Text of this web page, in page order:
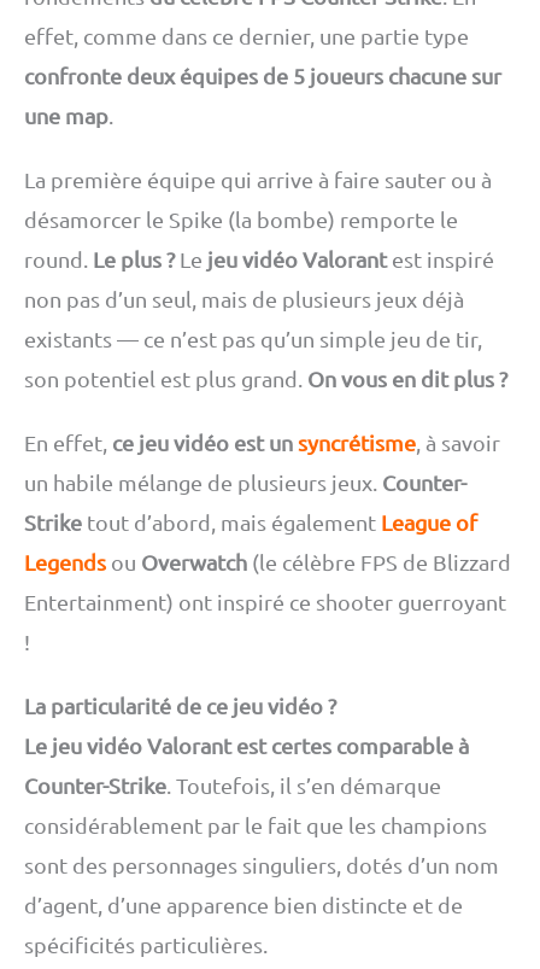
effet, comme dans ce dernier, une partie type
confronte deux équipes de 5 joueurs chacune sur
une map.
La première équipe qui arrive à faire sauter ou à
désamorcer le Spike (la bombe) remporte le
round. Le plus ?Le jeu vidéo Valorantest inspiré
non pas d’un seul, mais de plusieurs jeux déjà
existants — ce n’est pas qu’un simple jeu de tir,
son potentiel est plus grand. On vous en dit plus ?
En effet, ce jeu vidéo est unsyncrétisme , à savoir
un habile mélange de plusieurs jeux. Counter-
Strike tout d’abord, mais également League of
Legends ou Overwatch (le célèbre FPS de Blizzard
Entertainment) ont inspiré ce shooter guerroyant
!
La particularité de ce jeu vidéo ?
Le jeu vidéo Valorant est certes comparable à
Counter-Strike . Toutefois, il s’en démarque
considérablement par le fait que les champions
sont des personnages singuliers, dotés d’un nom
d’agent, d’une apparence bien distincte et de
spécificités particulières.